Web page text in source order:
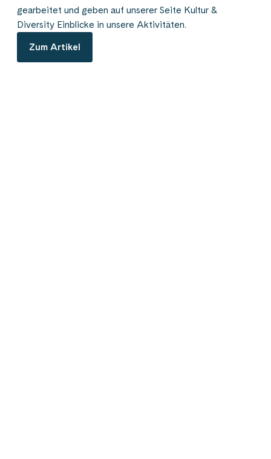
gearbeitet und geben auf unserer Seite Kultur &
Diversity Einblicke in unsere Aktivitäten.
Zum Artikel